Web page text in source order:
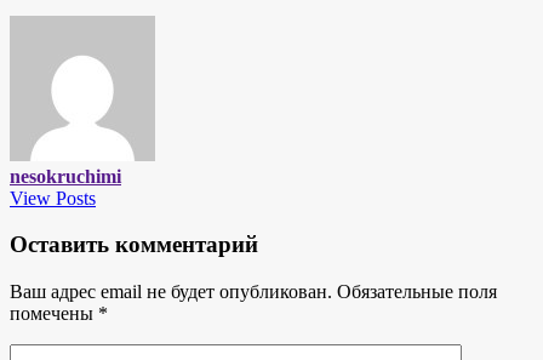
nesokruchimi
View Posts
Оставить комментарий
Ваш адрес email не будет опубликован. Обязательные поля
помечены *